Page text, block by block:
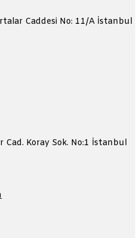
Caddesi No: 11/A İstanbul
Koray Sok. No:1 İstanbul